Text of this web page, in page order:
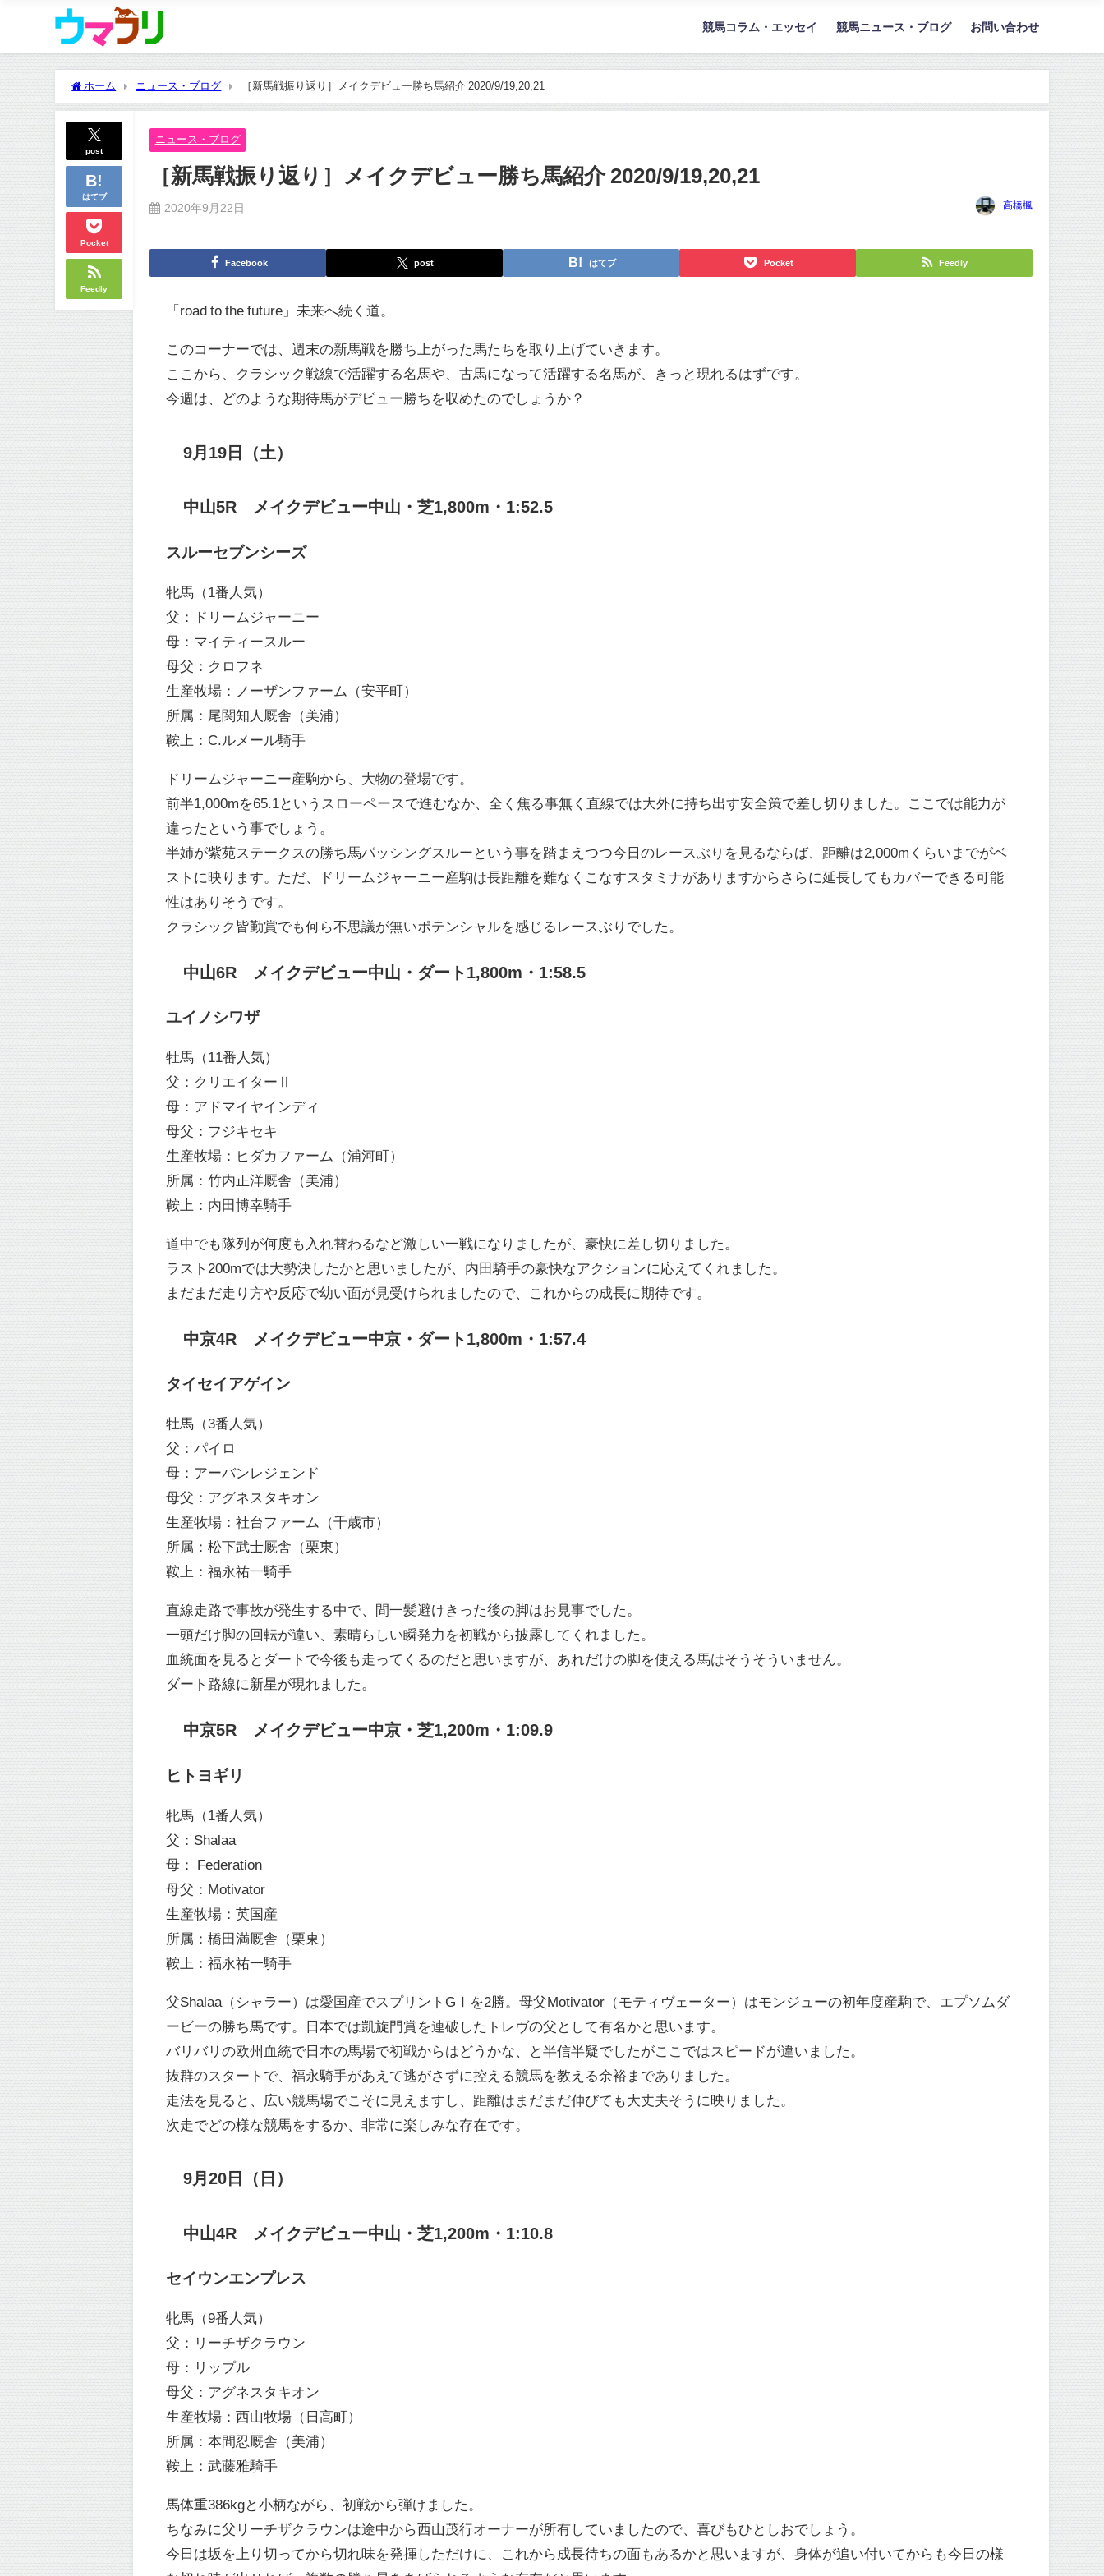
競馬コラム・エッセイ 競馬ニュース・ブログ お問い合わせ
ホーム ニュース・ブログ ［新馬戦振り返り］メイクデビュー勝ち馬紹介 2020/9/19,20,21
post
はてブ
Pocket
Feedly
ニュース・ブログ
［新馬戦振り返り］メイクデビュー勝ち馬紹介 2020/9/19,20,21
2020年9月22日 高橋楓
Facebook post はてブ Pocket Feedly
「road to the future」未来へ続く道。
このコーナーでは、週末の新馬戦を勝ち上がった馬たちを取り上げていきます。
ここから、クラシック戦線で活躍する名馬や、古馬になって活躍する名馬が、きっと現れるはずです。
今週は、どのような期待馬がデビュー勝ちを収めたのでしょうか？
9月19日（土）
中山5R メイクデビュー中山・芝1,800m・1:52.5
スルーセブンシーズ
牝馬（1番人気）
父：ドリームジャーニー
母：マイティースルー
母父：クロフネ
生産牧場：ノーザンファーム（安平町）
所属：尾関知人厩舎（美浦）
鞍上：C.ルメール騎手
ドリームジャーニー産駒から、大物の登場です。
前半1,000mを65.1というスローペースで進むなか、全く焦る事無く直線では大外に持ち出す安全策で差し切りました。ここでは能力が
違ったという事でしょう。
半姉が紫苑ステークスの勝ち馬パッシングスルーという事を踏まえつつ今日のレースぶりを見るならば、距離は2,000mくらいまでがベ
ストに映ります。ただ、ドリームジャーニー産駒は長距離を難なくこなすスタミナがありますからさらに延長してもカバーできる可能
性はありそうです。
クラシック皆勤賞でも何ら不思議が無いポテンシャルを感じるレースぶりでした。
中山6R メイクデビュー中山・ダート1,800m・1:58.5
ユイノシワザ
牡馬（11番人気）
父：クリエイターⅡ
母：アドマイヤインディ
母父：フジキセキ
生産牧場：ヒダカファーム（浦河町）
所属：竹内正洋厩舎（美浦）
鞍上：内田博幸騎手
道中でも隊列が何度も入れ替わるなど激しい一戦になりましたが、豪快に差し切りました。
ラスト200mでは大勢決したかと思いましたが、内田騎手の豪快なアクションに応えてくれました。
まだまだ走り方や反応で幼い面が見受けられましたので、これからの成長に期待です。
中京4R メイクデビュー中京・ダート1,800m・1:57.4
タイセイアゲイン
牡馬（3番人気）
父：パイロ
母：アーバンレジェンド
母父：アグネスタキオン
生産牧場：社台ファーム（千歳市）
所属：松下武士厩舎（栗東）
鞍上：福永祐一騎手
直線走路で事故が発生する中で、間一髪避けきった後の脚はお見事でした。
一頭だけ脚の回転が違い、素晴らしい瞬発力を初戦から披露してくれました。
血統面を見るとダートで今後も走ってくるのだと思いますが、あれだけの脚を使える馬はそうそういません。
ダート路線に新星が現れました。
中京5R メイクデビュー中京・芝1,200m・1:09.9
ヒトヨギリ
牝馬（1番人気）
父：Shalaa
母：
Federation
母父：Motivator
生産牧場：英国産
所属：橋田満厩舎（栗東）
鞍上：福永祐一騎手
父Shalaa（シャラー）は愛国産でスプリントGⅠを2勝。母父Motivator（モティヴェーター）はモンジューの初年度産駒で、エプソムダ
ービーの勝ち馬です。日本では凱旋門賞を連破したトレヴの父として有名かと思います。
バリバリの欧州血統で日本の馬場で初戦からはどうかな、と半信半疑でしたがここではスピードが違いました。
抜群のスタートで、福永騎手があえて逃がさずに控える競馬を教える余裕までありました。
走法を見ると、広い競馬場でこそに見えますし、距離はまだまだ伸びても大丈夫そうに映りました。
次走でどの様な競馬をするか、非常に楽しみな存在です。
9月20日（日）
中山4R メイクデビュー中山・芝1,200m・1:10.8
セイウンエンプレス
牝馬（9番人気）
父：リーチザクラウン
母：リップル
母父：アグネスタキオン
生産牧場：西山牧場（日高町）
所属：本間忍厩舎（美浦）
鞍上：武藤雅騎手
馬体重386kgと小柄ながら、初戦から弾けました。
ちなみに父リーチザクラウンは途中から西山茂行オーナーが所有していましたので、喜びもひとしおでしょう。
今日は坂を上り切ってから切れ味を発揮しただけに、これから成長待ちの面もあるかと思いますが、身体が追い付いてからも今日の様